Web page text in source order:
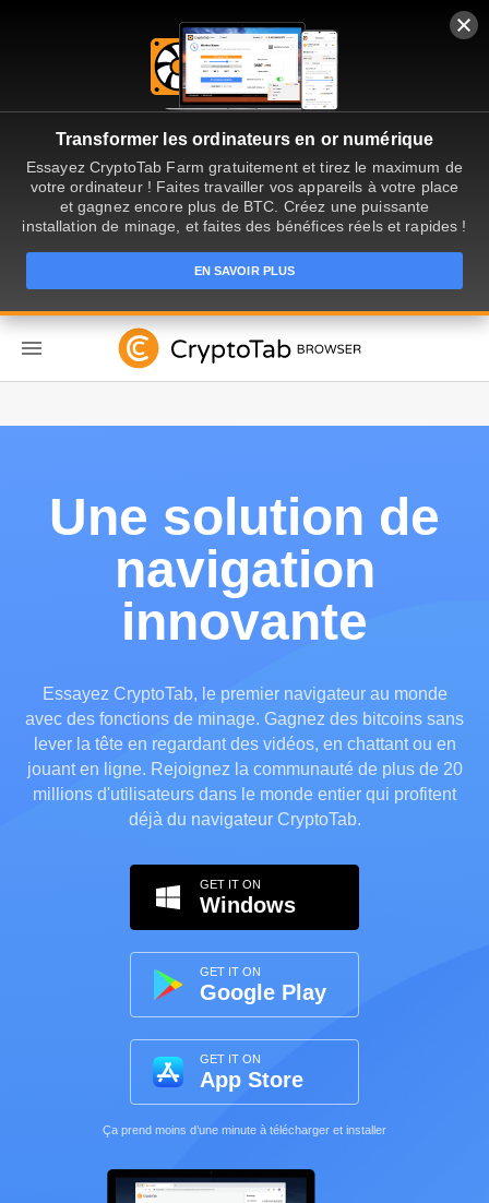
Transformer les ordinateurs en or numérique
Essayez CryptoTab Farm gratuitement et tirez le maximum de
votre ordinateur ! Faites travailler vos appareils à votre place
et gagnez encore plus de BTC. Créez une puissante
installation de minage, et faites des bénéfices réels et rapides !
EN SAVOIR PLUS
Une solution de
navigation
innovante
Essayez CryptoTab, le premier navigateur au monde
avec des fonctions de minage. Gagnez des bitcoins sans
lever la tête en regardant des vidéos, en chattant ou en
jouant en ligne. Rejoignez la communauté de plus de 20
millions d'utilisateurs dans le monde entier qui profitent
déjà du navigateur CryptoTab.
GET IT ON
Windows
GET IT ON
Google Play
GET IT ON
App Store
Ça prend moins d’une minute à télécharger et installer